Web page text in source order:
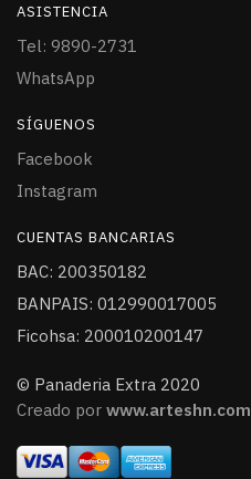
ASISTENCIA
Tel: 9890-2731
WhatsApp
SÍGUENOS
Facebook
Instagram
CUENTAS BANCARIAS
BAC: 200350182
BANPAIS: 012990017005
Ficohsa: 200010200147
© Panaderia Extra 2020
Creado por www.arteshn.com